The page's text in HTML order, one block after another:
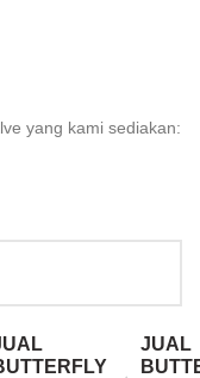
yang kami sediakan:
JUAL